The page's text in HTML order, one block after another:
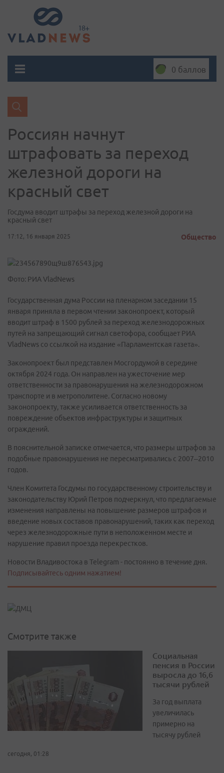
0 баллов
Россиян начнут
штрафовать за переход
железной дороги на
красный свет
Госдума вводит штрафы за переход железной дороги на
красный свет
17:12, 16 января 2025 Общество
Фото: РИА VladNews
Государственная дума России на пленарном заседании 15
января приняла в первом чтении законопроект, который
вводит штраф в 1500 рублей за переход железнодорожных
путей на запрещающий сигнал светофора, сообщает РИА
VladNews со ссылкой на издание «Парламентская газета».
Законопроект был представлен Мосгордумой в середине
октября 2024 года. Он направлен на ужесточение мер
ответственности за правонарушения на железнодорожном
транспорте и в метрополитене. Согласно новому
законопроекту, также усиливается ответственность за
повреждение объектов инфраструктуры и защитных
ограждений.
В пояснительной записке отмечается, что размеры штрафов за
подобные правонарушения не пересматривались с 2007–2010
годов.
Член Комитета Госдумы по государственному строительству и
законодательству Юрий Петров подчеркнул, что предлагаемые
изменения направлены на повышение размеров штрафов и
введение новых составов правонарушений, таких как переход
через железнодорожные пути в неположенном месте и
нарушение правил проезда перекрестков.
Новости Владивостока в Telegram - постоянно в течение дня.
Подписывайтесь одним нажатием!
Смотрите также
Социальная
пенсия в России
выросла до 16,6
тысячи рублей
За год выплата
увеличилась
примерно на
тысячу рублей
сегодня, 01:28